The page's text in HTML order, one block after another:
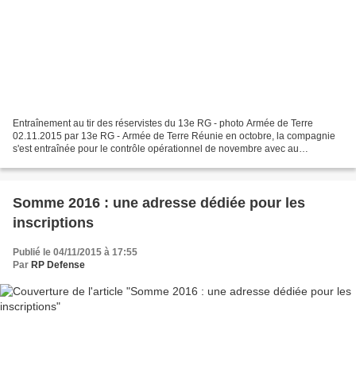
Entraînement au tir des réservistes du 13e RG - photo Armée de Terre
02.11.2015 par 13e RG - Armée de Terre Réunie en octobre, la compagnie
s'est entraînée pour le contrôle opérationnel de novembre avec au
Somme 2016 : une adresse dédiée pour les
inscriptions
Publié le 04/11/2015 à 17:55
Par RP Defense